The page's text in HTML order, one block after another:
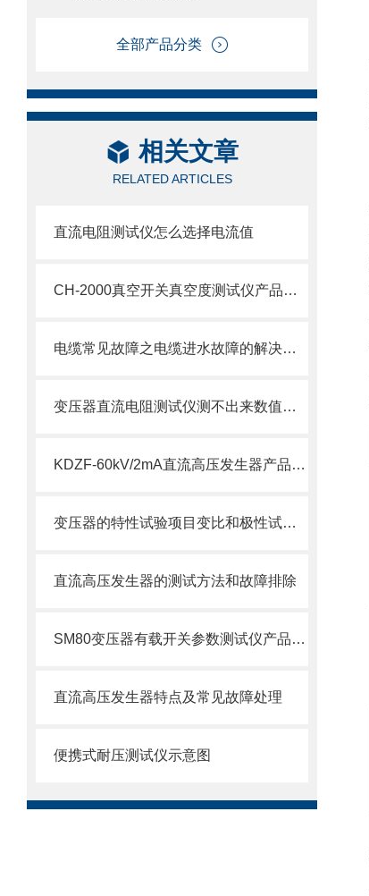
全部产品分类
相关文章
RELATED ARTICLES
直流电阻测试仪怎么选择电流值
CH-2000真空开关真空度测试仪产品介绍
电缆常见故障之电缆进水故障的解决方法
变压器直流电阻测试仪测不出来数值怎么办
KDZF-60kV/2mA直流高压发生器产品介绍
变压器的特性试验项目变比和极性试验方法
直流高压发生器的测试方法和故障排除
SM80变压器有载开关参数测试仪产品介绍
直流高压发生器特点及常见故障处理
便携式耐压测试仪示意图